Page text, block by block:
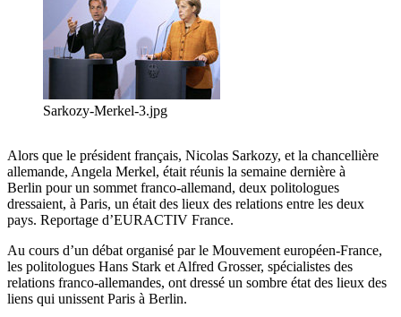
Sarkozy-Merkel-3.jpg
Alors que le président français, Nicolas Sarkozy, et la chancellière
allemande, Angela Merkel, était réunis la semaine dernière à
Berlin pour un sommet franco-allemand, deux politologues
dressaient, à Paris, un était des lieux des relations entre les deux
pays. Reportage d’EURACTIV France.
Au cours d’un débat organisé par le Mouvement européen-France,
les politologues Hans Stark et Alfred Grosser, spécialistes des
relations franco-allemandes, ont dressé un sombre état des lieux des
liens qui unissent Paris à Berlin.